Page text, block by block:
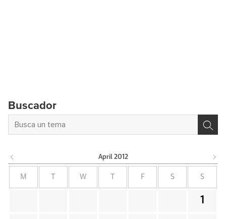
Buscador
April 2012
M W F S S
1